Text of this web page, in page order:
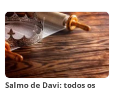
Salmo de Davi: todos os